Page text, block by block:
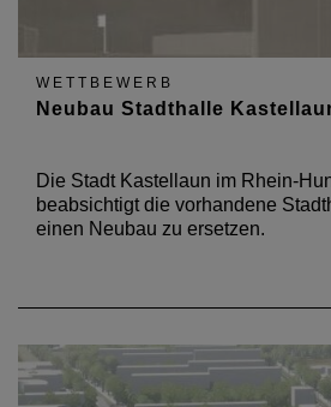
WETTBEWERB
Neubau Stadthalle
Die Stadt Kastellaun im Rhein-
beabsichtigt die vorhandene
einen Neubau zu ersetzen.